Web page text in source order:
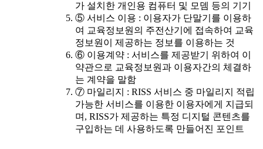
가 설치한 개인용 컴퓨터 및 모뎀 등의 기기
⑤ 서비스 이용 : 이용자가 단말기를 이용하
여 교육정보원의 주전산기에 접속하여 교육
정보원이 제공하는 정보를 이용하는 것
⑥ 이용계약 : 서비스를 제공받기 위하여 이
약관으로 교육정보원과 이용자간의 체결하
는 계약을 말함
⑦ 마일리지 : RISS 서비스 중 마일리지 적립
가능한 서비스를 이용한 이용자에게 지급되
며, RISS가 제공하는 특정 디지털 콘텐츠를
구입하는 데 사용하도록 만들어진 포인트